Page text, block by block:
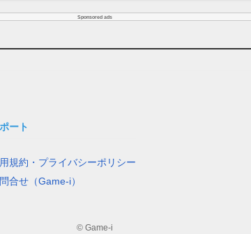
Sponsored ads
ート
規約・プライバシーポリシー
合せ（Game-i）
© Game-i